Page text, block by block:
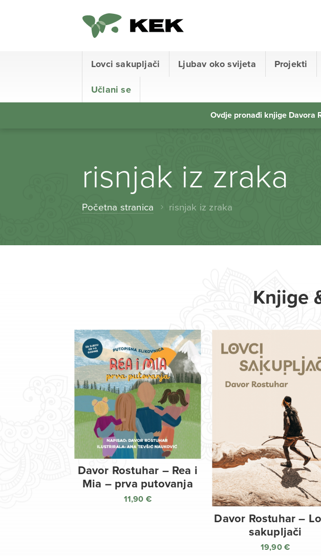
Lovci sakupljači Ljubav oko svijeta Projekti
Učlani se
Ovdje pronađi knjige Davora
risnjak iz zraka
Početna stranica risnjak iz zraka
Knjige
Davor Rostuhar – Rea i
Mia – prva putovanja
11,90 €
Davor Rostuhar –
sakupljači
19,90€